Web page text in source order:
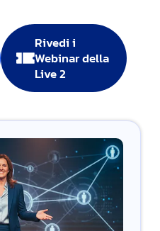
Rivedi i
Webinar della
Live 2